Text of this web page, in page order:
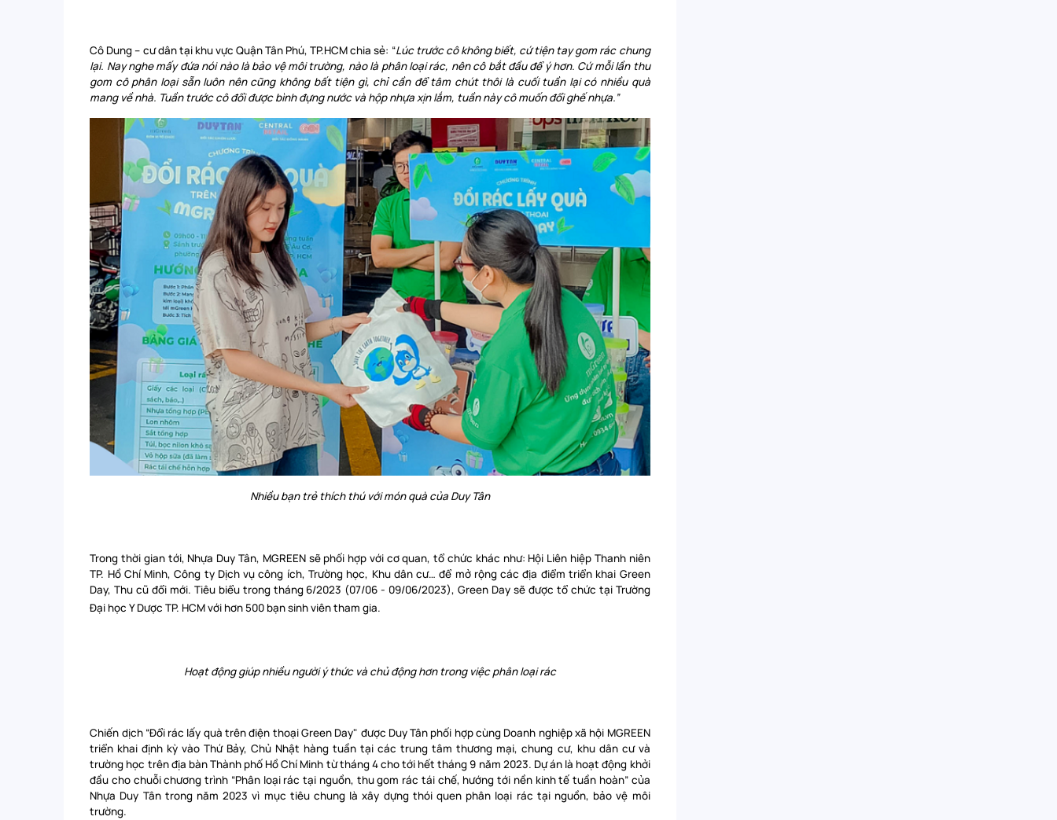
Cô Dung – cư dân tại khu vực Quận Tân Phú, TP.HCM chia sẻ: “Lúc trước cô không biết, cứ tiện tay gom rác chung
lại. Nay nghe mấy đứa nói nào là bảo vệ môi trường, nào là phân loại rác, nên cô bắt đầu để ý hơn. Cứ mỗi lần thu
gom cô phân loại sẵn luôn nên cũng không bất tiện gì, chỉ cần để tâm chút thôi là cuối tuần lại có nhiều quà
mang về nhà. Tuần trước cô đổi được bình đựng nước và hộp nhựa xịn lắm, tuần này cô muốn đổi ghế nhựa.”
Nhiều bạn trẻ thích thú với món quà của Duy Tân
Trong thời gian tới, Nhựa Duy Tân, MGREEN sẽ phối hợp với cơ quan, tổ chức khác như: Hội Liên hiệp Thanh niên
TP. Hồ Chí Minh, Công ty Dịch vụ công ích, Trường học, Khu dân cư… để mở rộng các địa điểm triển khai Green
Day, Thu cũ đổi mới. Tiêu biểu trong tháng 6/2023 (07/06 - 09/06/2023), Green Day sẽ được tổ chức tại Trường
Đại học Y Dược TP. HCM với hơn 500 bạn sinh viên tham gia.
Hoạt động giúp nhiều người ý thức và chủ động hơn trong việc phân loại rác
Chiến dịch “Đổi rác lấy quà trên điện thoại Green Day" được Duy Tân phối hợp cùng Doanh nghiệp xã hội MGREEN
triển khai định kỳ vào Thứ Bảy, Chủ Nhật hàng tuần tại các trung tâm thương mại, chung cư, khu dân cư và
trường học trên địa bàn Thành phố Hồ Chí Minh từ tháng 4 cho tới hết tháng 9 năm 2023. Dự án là hoạt động khởi
đầu cho chuỗi chương trình “Phân loại rác tại nguồn, thu gom rác tái chế, hướng tới nền kinh tế tuần hoàn” của
Nhựa Duy Tân trong năm 2023 vì mục tiêu chung là xây dựng thói quen phân loại rác tại nguồn, bảo vệ môi
trường.